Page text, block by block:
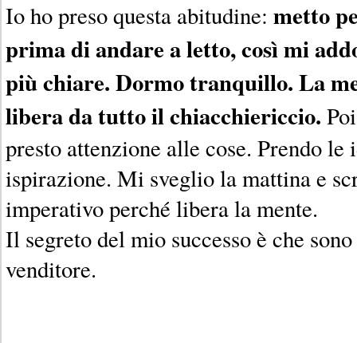
Io ho preso questa abitudine: metto
prima di andare a letto, così mi
più chiare. Dormo tranquillo. La
libera da tutto il chiacchiericcio.
presto attenzione alle cose. Prendo
ispirazione. Mi sveglio la mattina e
imperativo perché libera la mente.
Il segreto del mio successo è che
venditore.